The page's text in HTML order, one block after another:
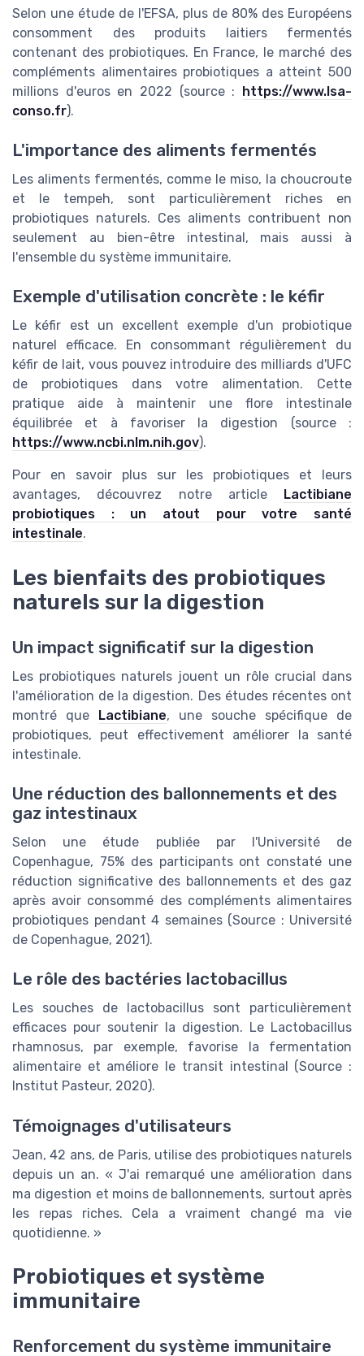
Selon une étude de l'EFSA, plus de 80% des Européens
consomment des produits laitiers fermentés
contenant des probiotiques. En France, le marché des
compléments alimentaires probiotiques a atteint 500
millions d'euros en 2022 (source : https://www.lsa-
conso.fr).
L'importance des aliments fermentés
Les aliments fermentés, comme le miso, la choucroute
et le tempeh, sont particulièrement riches en
probiotiques naturels. Ces aliments contribuent non
seulement au bien-être intestinal, mais aussi à
l'ensemble du système immunitaire.
Exemple d'utilisation concrète : le kéfir
Le kéfir est un excellent exemple d'un probiotique
naturel efficace. En consommant régulièrement du
kéfir de lait, vous pouvez introduire des milliards d'UFC
de probiotiques dans votre alimentation. Cette
pratique aide à maintenir une flore intestinale
équilibrée et à favoriser la digestion (source :
https://www.ncbi.nlm.nih.gov).
Pour en savoir plus sur les probiotiques et leurs
avantages, découvrez notre article
Lactibiane
probiotiques : un atout pour votre santé
intestinale.
Les bienfaits des probiotiques
naturels sur la digestion
Un impact significatif sur la digestion
Les probiotiques naturels jouent un rôle crucial dans
l'amélioration de la digestion. Des études récentes ont
montré que Lactibiane, une souche spécifique de
probiotiques, peut effectivement améliorer la santé
intestinale.
Une réduction des ballonnements et des
gaz intestinaux
Selon une étude publiée par l'Université de
Copenhague, 75% des participants ont constaté une
réduction significative des ballonnements et des gaz
après avoir consommé des compléments alimentaires
probiotiques pendant 4 semaines (Source : Université
de Copenhague, 2021).
Le rôle des bactéries lactobacillus
Les souches de lactobacillus sont particulièrement
efficaces pour soutenir la digestion. Le Lactobacillus
rhamnosus, par exemple, favorise la fermentation
alimentaire et améliore le transit intestinal (Source :
Institut Pasteur, 2020).
Témoignages d'utilisateurs
Jean, 42 ans, de Paris, utilise des probiotiques naturels
depuis un an. « J'ai remarqué une amélioration dans
ma digestion et moins de ballonnements, surtout après
les repas riches. Cela a vraiment changé ma vie
quotidienne. »
Probiotiques et système
immunitaire
Renforcement du système immunitaire